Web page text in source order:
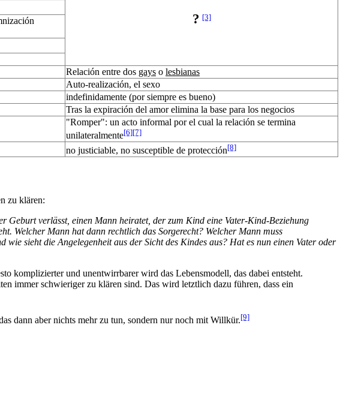
? [3]
Relación entre dos gays o lesbianas
Auto-realización, el sexo
indefinidamente (por siempre es bueno)
Tras la expiración del amor elimina la base para los negocios
"Romper": un acto informal por el cual la relación se termina
unilateralmente[6][7]
no justiciable, no susceptible de protección[8]
zu klären:
Geburt verlässt, einen Mann heiratet, der zum Kind eine Vater-Kind-Beziehung
Welcher Mann hat dann rechtlich das Sorgerecht? Welcher Mann muss
wie sieht die Angelegenheit aus der Sicht des Kindes aus? Hat es nun einen Vater oder
komplizierter und unentwirrbarer wird das Lebensmodell, das dabei entsteht.
immer schwieriger zu klären sind. Das wird letztlich dazu führen, dass ein
dann aber nichts mehr zu tun, sondern nur noch mit Willkür.[9]